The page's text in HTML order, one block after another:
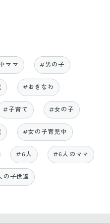
ママ #男の子
#おきなわ
#子育て #女の子
#女の子育児中
#6人 #6人のママ
の子供達